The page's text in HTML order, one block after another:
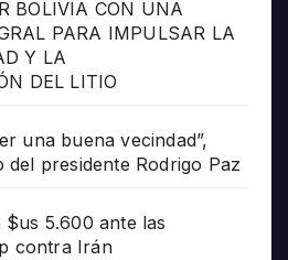
BOLIVIA CON UNA
PARA IMPULSAR LA
Y LA
DEL LITIO
una buena vecindad”,
del presidente Rodrigo Paz
5.600 ante las
contra Irán